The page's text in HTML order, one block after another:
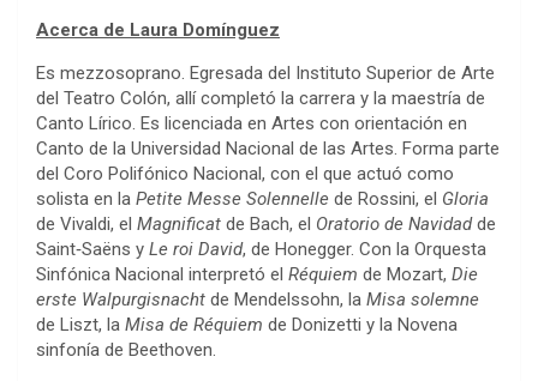
Acerca de Laura Domínguez
Es mezzosoprano. Egresada del Instituto Superior de Arte
del Teatro Colón, allí completó la carrera y la maestría de
Canto Lírico. Es licenciada en Artes con orientación en
Canto de la Universidad Nacional de las Artes. Forma parte
del Coro Polifónico Nacional, con el que actuó como
solista en la Petite Messe Solennelle de Rossini, el Gloria
de Vivaldi, el Magnificat de Bach, el Oratorio de Navidadde
Saint‑Saëns y Le roi David, de Honegger. Con la Orquesta
Sinfónica Nacional interpretó el Réquiem de Mozart, Die
erste Walpurgisnacht de Mendelssohn, la Misa solemne
de Liszt, la Misa de Réquiem de Donizetti y la Novena
sinfonía de Beethoven.